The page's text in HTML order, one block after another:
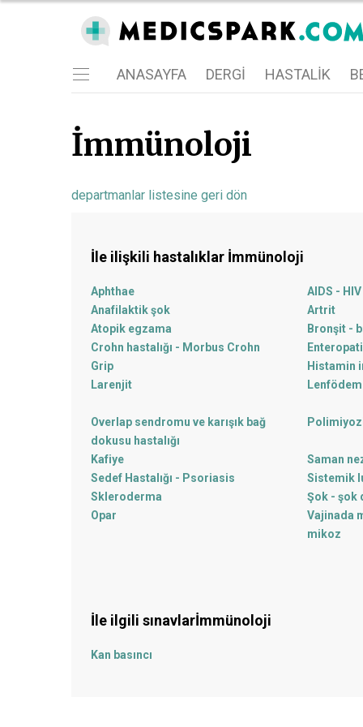
ANASAYFA DERGI HASTALIK
İmmünoloji
departmanlar listesine geri dön
İle ilişkili hastalıklar İmmünoloji
Aphthae AIDS - HIV
Anafilaktik şok
Artrit
Atopik egzama
Bronşit -
Crohn hastalığı - Morbus Crohn
Grip
Histamin
Larenjit
Lenfödem
Overlap sendromu ve karışık bağ
dokusu hastalığı
Kafiye Saman
Sedef Hastalığı - Psoriasis
Sistemik
Skleroderma
Şok - şok
Opar
Vajinada
mikoz
İle ilgili sınavlarİmmünoloji
Kan basıncı